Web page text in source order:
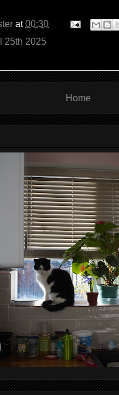
at00:30
25th 2025
Home